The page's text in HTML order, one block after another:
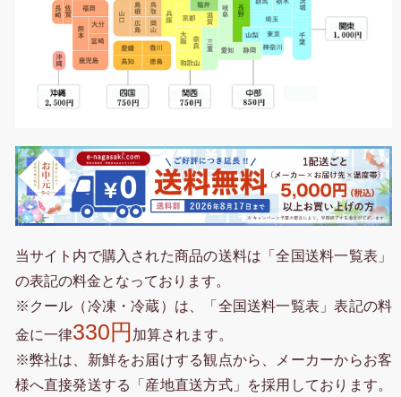
当サイト内で購入された商品の送料は「全国送料一覧表」
の表記の料金となっております。
※クール（冷凍・冷蔵）は、「全国送料一覧表」表記の料
金に一律330円 加算されます。
※弊社は、新鮮をお届けする観点から、メーカーからお客
様へ直接発送する「産地直送方式」を採用しております。